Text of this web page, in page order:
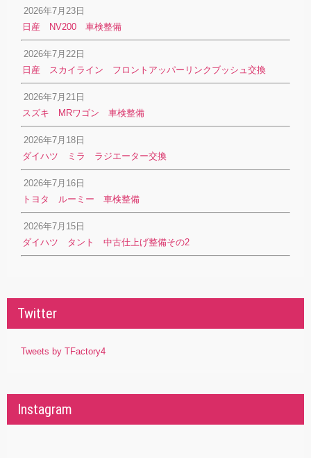
2026年7月23日
日産 NV200 車検整備
2026年7月22日
日産 スカイライン フロントアッパーリンクブッシュ交換
2026年7月21日
スズキ MRワゴン 車検整備
2026年7月18日
ダイハツ ミラ ラジエーター交換
2026年7月16日
トヨタ ルーミー 車検整備
2026年7月15日
ダイハツ タント 中古仕上げ整備その2
Twitter
Tweets by TFactory4
Instagram